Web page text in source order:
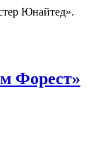
Юнайтед».
Форест»